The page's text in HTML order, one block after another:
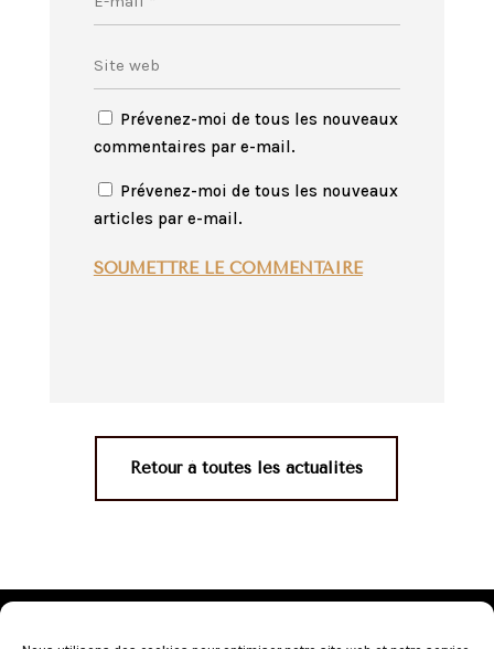
Prévenez-moi de tous les nouveaux
commentaires par e-mail.
Prévenez-moi de tous les nouveaux
articles par e-mail.
SOUMETTRE LE COMMENTAIRE
Retour à toutes les actualités